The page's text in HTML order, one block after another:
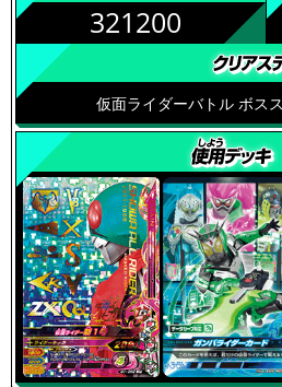
321200
仮面ライダーバトル ボス